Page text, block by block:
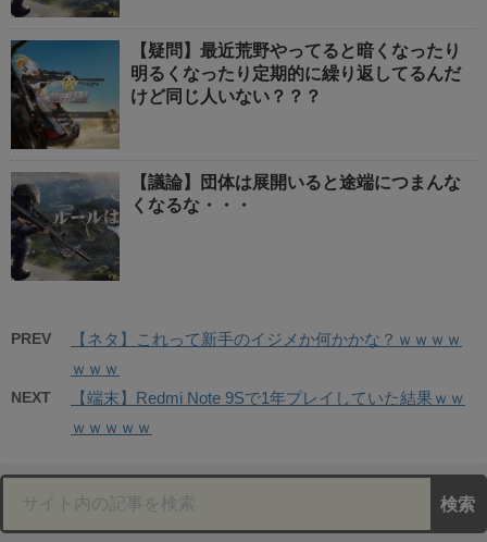
【疑問】最近荒野やってると暗くなったり
明るくなったり定期的に繰り返してるんだ
けど同じ人いない？？？
【議論】団体は展開いると途端につまんな
くなるな・・・
PREV
【ネタ】これって新手のイジメか何かかな？ｗｗｗｗ
ｗｗｗ
NEXT
【端末】Redmi Note 9Sで1年プレイしていた結果ｗｗ
ｗｗｗｗｗ